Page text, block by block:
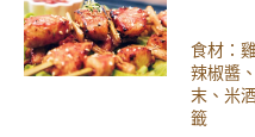
食材：
辣椒醬
末、米
籤